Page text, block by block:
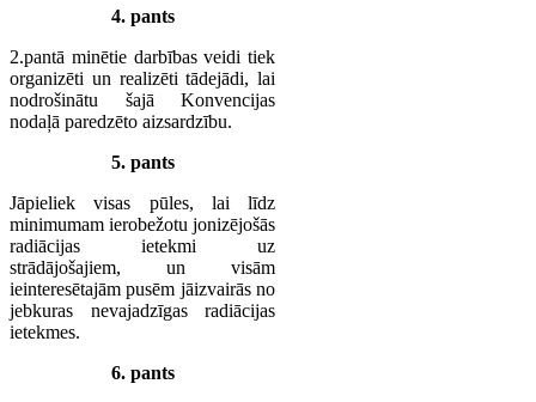
4. pants
2.pantā minētie darbības veidi tiek
organizēti un realizēti tādejādi, lai
nodrošinātu šajā Konvencijas
nodaļā paredzēto aizsardzību.
5. pants
Jāpieliek visas pūles, lai līdz
minimumam ierobežotu jonizējošās
radiācijas ietekmi uz
strādājošajiem, un visām
ieinteresētajām pusēm jāizvairās no
jebkuras nevajadzīgas radiācijas
ietekmes.
6. pants